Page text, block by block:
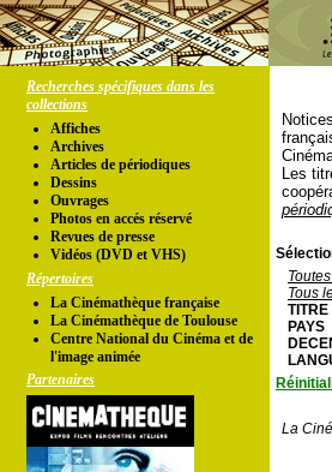
Recherches spécifiques dans les
collections
Affiches
Archives
Articles de périodiques
Dessins
Ouvrages
Photos en accés réservé
Revues de presse
Vidéos (DVD et VHS)
Répertoires
La Cinémathèque française
La Cinémathèque de Toulouse
Centre National du Cinéma et de
l'image animée
Partenaires
Les
Tous
TITRE
PAYS
La